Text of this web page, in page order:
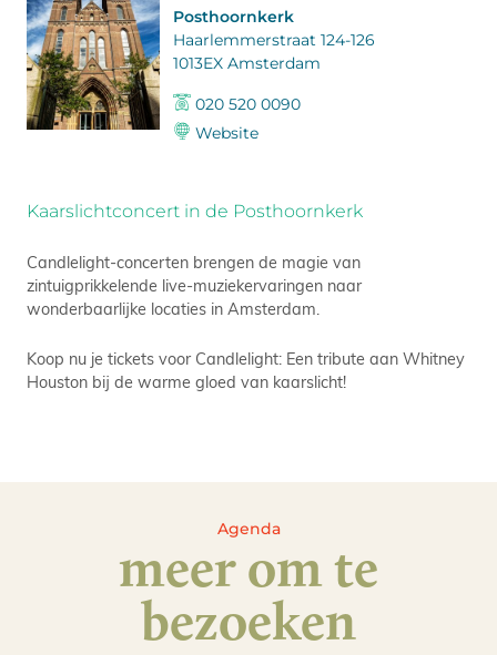
Posthoornkerk
Haarlemmerstraat 124-126
1013EX Amsterdam
020 520 0090
Website
Kaarslichtconcert in de Posthoornkerk
Candlelight-concerten brengen de magie van
zintuigprikkelende live-muziekervaringen naar
wonderbaarlijke locaties in Amsterdam.
Koop nu je tickets voor Candlelight: Een tribute aan Whitney
Houston bij de warme gloed van kaarslicht!
Agenda
meer om te
bezoeken